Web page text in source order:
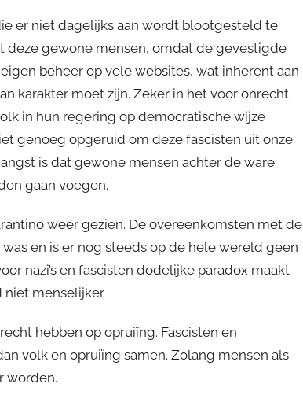
er niet dagelijks aan wordt blootgesteld te
deze gewone mensen, omdat de gevestigde
beheer op vele websites, wat inherent aan
karakter moet zijn. Zeker in het voor onrecht
in hun regering op democratische wijze
genoeg opgeruid om deze fascisten uit onze
is dat gewone mensen achter de ware
gaan voegen.
weer gezien. De overeenkomsten met de
en is er nog steeds op de hele wereld geen
nazi’s en fascisten dodelijke paradox maakt
menselijker.
hebben op opruiïng. Fascisten en
volk en opruiïng samen. Zolang mensen als
worden.